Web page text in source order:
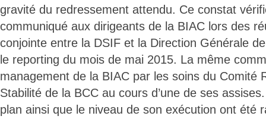
gravité du redressement attendu. Ce constat
communiqué aux dirigeants de la BIAC lors des
conjointe entre la DSIF et la Direction Générale
le reporting du mois de mai 2015. La même
management de la BIAC par les soins du Comité
Stabilité de la BCC au cours d’une de ses
plan ainsi que le niveau de son exécution ont été